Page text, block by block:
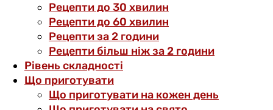
Рецепти до 30 хвилин
Рецепти до 60 хвилин
Рецепти за 2 години
Рецепти більш ніж за 2 години
Рівень складності
Що приготувати
Що приготувати на кожен день